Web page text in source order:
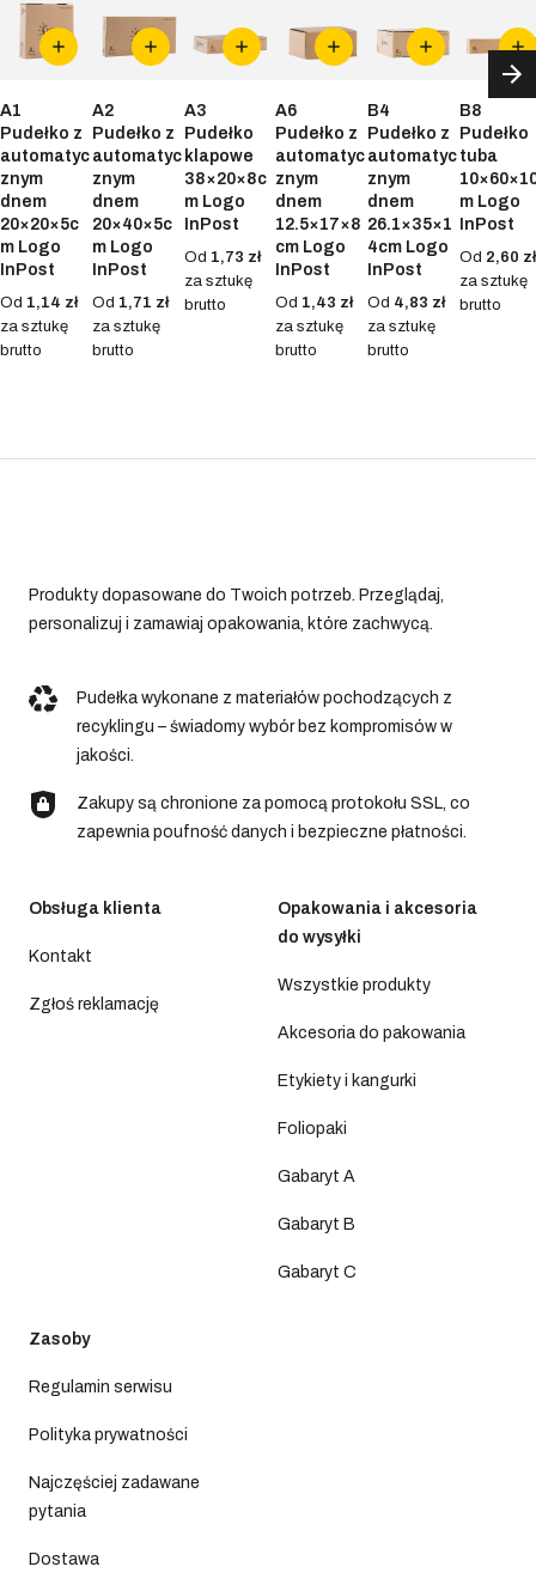
A1
Pudełko z
automatyc
znym
dnem
20×20×5c
m Logo
InPost
Od 1,14 zł
za sztukę
brutto
A2
Pudełko z
automatyc
znym
dnem
20×40×5c
m Logo
InPost
Od 1,71 zł
za sztukę
brutto
A3
Pudełko
klapowe
38×20×8c
m Logo
InPost
Od 1,73 zł
za sztukę
brutto
A6
Pudełko z
automatyc
znym
dnem
12.5×17×8
cm Logo
InPost
Od 1,43 zł
za sztukę
brutto
B4
Pudełko z
automatyc
znym
dnem
26.1×35×1
4cm Logo
InPost
Od 4,83 zł
za sztukę
brutto
B8
Pudełko
tuba
m Logo
InPost
Od 2,60 zł
za sztukę
brutto
Produkty dopasowane do Twoich potrzeb. Przeglądaj,
personalizuj i zamawiaj opakowania, które zachwycą.
Pudełka wykonane z materiałów pochodzących z
recyklingu – świadomy wybór bez kompromisów w
jakości.
Zakupy są chronione za pomocą protokołu SSL, co
zapewnia poufność danych i bezpieczne płatności.
Obsługa klienta
Kontakt
Zgłoś reklamację
Opakowania i akcesoria
do wysyłki
Wszystkie produkty
Akcesoria do pakowania
Etykiety i kangurki
Foliopaki
Gabaryt A
Gabaryt B
Gabaryt C
Zasoby
Regulamin serwisu
Polityka prywatności
Najczęściej zadawane
pytania
Dostawa